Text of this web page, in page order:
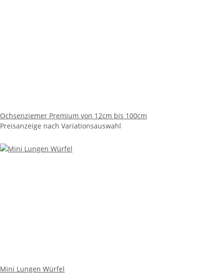
Ochsenziemer Premium von 12cm bis 100cm
Preisanzeige nach Variationsauswahl
Mini Lungen Würfel